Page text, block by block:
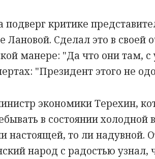
критике
Лановой. Сделал это в своей
манере: "Да что они там,
"Президент этого не
экономики Терехин,
в состоянии холодной
настоящей, то ли надувной.
народ с радостью узнал,